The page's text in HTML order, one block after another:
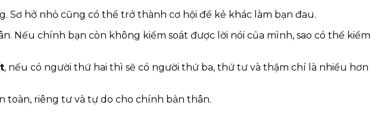
Sơ hở nhỏ cũng có thể trở thành cơ hội để kẻ khác làm bạn đau.
chính bạn còn không kiểm soát được lời nói của mình, sao có thể kiểm
, nếu có người thứ hai thì sẽ có người thứ ba, thứ tư và thậm chí là nhiều hơn
riêng tư và tự do cho chính bản thân.